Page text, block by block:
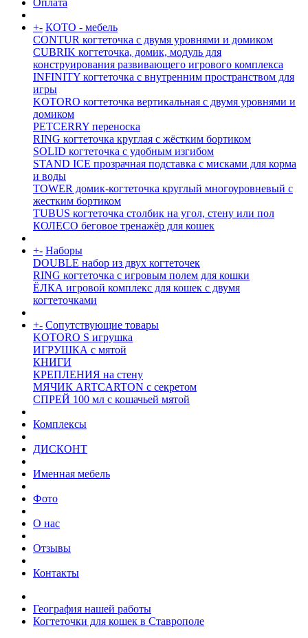
Оплата
+- КОТО - мебель
CONTUR когтеточка с двумя уровнями и домиком
CUBRIK когтеточка, домик, модуль для
конструирования развивающего игрового комплекса
INFINITY когтеточка с внутренним пространством для
игры
KOTORO когтеточка вертикальная с двумя уровнями и
домиком
PETCERRY переноска
RING когтеточка круглая с жёстким бортиком
SOLID когтеточка с удобным изгибом
STAND ICE прозрачная подставка с мисками для корма
и воды
TOWER домик-когтеточка круглый многоуровневый с
жестким бортиком
TUBUS когтеточка столбик на угол, стену или пол
КОЛЕСО беговое тренажёр для кошек
+- Наборы
DOUBLE набор из двух когтеточек
RING когтеточка c игровым полем для кошки
ЁЛКА игровой комплекс для кошек с двумя
когтеточками
+- Сопутствующие товары
KOTORO S игрушка
ИГРУШКА с мятой
КНИГИ
КРЕПЛЕНИЯ на стену
МЯЧИК ARTCARTON с секретом
СПРЕЙ 100 мл с кошачьей мятой
Комплексы
ДИСКОНТ
Именная мебель
Фото
О нас
Отзывы
Контакты
География нашей работы
Когтеточки для кошек в Ставрополе